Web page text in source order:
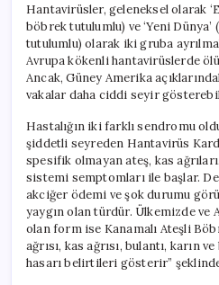
Hantavirüsler, geleneksel olarak
böbrek tutulumlu) ve ‘Yeni
tutulumlu) olarak iki gruba
Avrupa kökenli hantavirüslerde
Ancak, Güney Amerika
vakalar daha ciddi seyir
Hastalığın iki farklı sendromu
şiddetli seyreden Hantavirüs
spesifik olmayan ateş, kas
sistemi semptomları ile başlar.
akciğer ödemi ve şok durumu
yaygın olan türdür. Ülkemizde ve
olan form ise Kanamalı Ateşli
ağrısı, kas ağrısı, bulantı, karın
hasarı belirtileri gösterir”